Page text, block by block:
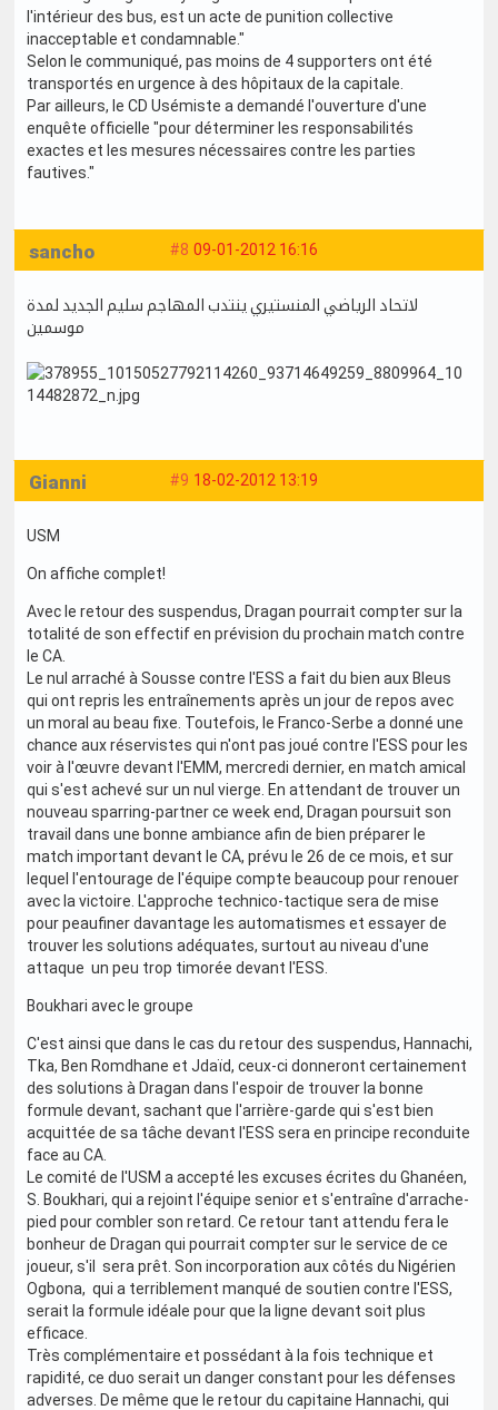
l'intérieur des bus, est un acte de punition collective
inacceptable et condamnable."
Selon le communiqué, pas moins de 4 supporters ont été
transportés en urgence à des hôpitaux de la capitale.
Par ailleurs, le CD Usémiste a demandé l'ouverture d'une
enquête officielle "pour déterminer les responsabilités
exactes et les mesures nécessaires contre les parties
fautives."
#8 09-01-2012 16:16
sancho
لاتحاد الرياضي المنستيري ينتدب المهاجم سليم الجديد لمدة
موسمين
#9 18-02-2012 13:19
Gianni
USM
On affiche complet!
Avec le retour des suspendus, Dragan pourrait compter sur la
totalité de son effectif en prévision du prochain match contre
le CA.
Le nul arraché à Sousse contre l'ESS a fait du bien aux Bleus
qui ont repris les entraînements après un jour de repos avec
un moral au beau fixe. Toutefois, le Franco-Serbe a donné une
chance aux réservistes qui n'ont pas joué contre l'ESS pour les
voir à l'œuvre devant l'EMM, mercredi dernier, en match amical
qui s'est achevé sur un nul vierge. En attendant de trouver un
nouveau sparring-partner ce week end, Dragan poursuit son
travail dans une bonne ambiance afin de bien préparer le
match important devant le CA, prévu le 26 de ce mois, et sur
lequel l'entourage de l'équipe compte beaucoup pour renouer
avec la victoire. L'approche technico-tactique sera de mise
pour peaufiner davantage les automatismes et essayer de
trouver les solutions adéquates, surtout au niveau d'une
attaque un peu trop timorée devant l'ESS.
Boukhari avec le groupe
C'est ainsi que dans le cas du retour des suspendus, Hannachi,
Tka, Ben Romdhane et Jdaïd, ceux-ci donneront certainement
des solutions à Dragan dans l'espoir de trouver la bonne
formule devant, sachant que l'arrière-garde qui s'est bien
acquittée de sa tâche devant l'ESS sera en principe reconduite
face au CA.
Le comité de l'USM a accepté les excuses écrites du Ghanéen,
S. Boukhari, qui a rejoint l'équipe senior et s'entraîne d'arrache-
pied pour combler son retard. Ce retour tant attendu fera le
bonheur de Dragan qui pourrait compter sur le service de ce
joueur, s'il sera prêt. Son incorporation aux côtés du Nigérien
Ogbona, qui a terriblement manqué de soutien contre l'ESS,
serait la formule idéale pour que la ligne devant soit plus
efficace.
Très complémentaire et possédant à la fois technique et
rapidité, ce duo serait un danger constant pour les défenses
adverses. De même que le retour du capitaine Hannachi, qui